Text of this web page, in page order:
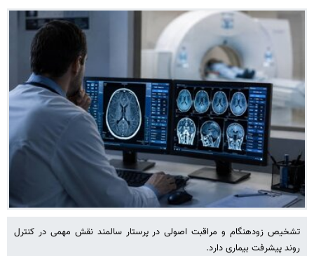
تشخیص زودهنگام و مراقبت اصولی در پرستار سالمند نقش مهمی در کنترل
روند پیشرفت بیماری دارد.